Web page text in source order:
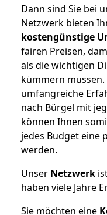
Dann sind Sie bei
Netzwerk bieten
kostengünstige
fairen Preisen,
als die wichtigen
kümmern
umfangreiche
nach Bürgel mit
können Ihnen
jedes Budget eine
werden.
Unser Netzwerk
haben viele Jahre
Sie möchten eine